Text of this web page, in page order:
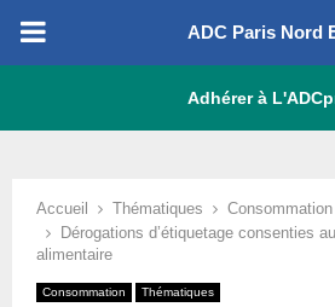
PRIMARY
ADC Paris Nord
Adhérer à
Accueil Thématiques
Consommation
Dérogations d’étiquetage consenties
alimentaire
Consommation Thématiques